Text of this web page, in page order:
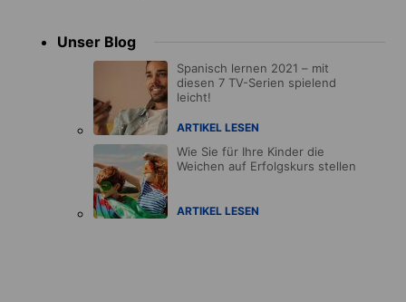
Unser Blog
Spanisch lernen 2021 – mit
diesen 7 TV-Serien spielend
leicht!
ARTIKEL LESEN
Wie Sie für Ihre Kinder die
Weichen auf Erfolgskurs stellen
ARTIKEL LESEN